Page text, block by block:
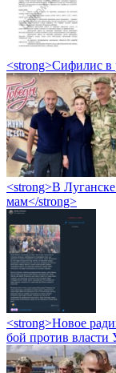
<strong>Сифилис в
<strong>В
мам</strong>
<strong>Новое
бой против власти